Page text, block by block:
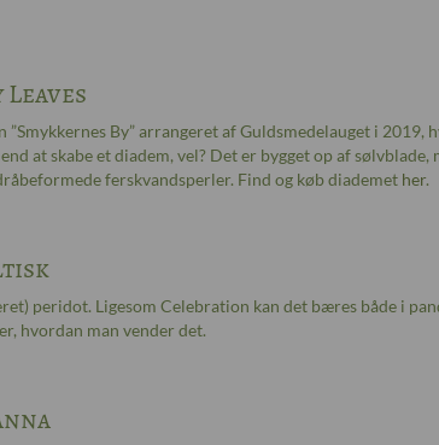
By” arrangeret af Guldsmedelauget i 2019,
at skabe et diadem, vel? Det er bygget op af sølvblade,
ferskvandsperler. Find og køb diademet her.
peridot. Ligesom Celebration kan det bæres både i
hvordan man vender det.